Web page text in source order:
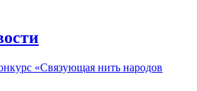
«Связующая нить народов